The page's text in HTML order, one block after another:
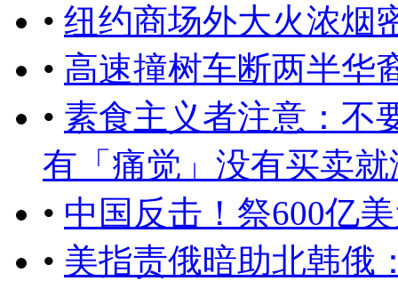
• 纽约商场外大火浓烟
• 高速撞树车断两半华
• 素食主义者注意：不
有「痛觉」没有买卖
• 中国反击！祭600亿
• 美指责俄暗助北韩俄